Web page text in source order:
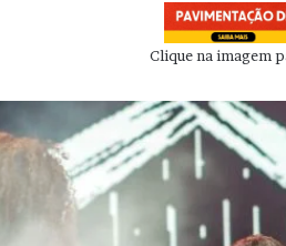
Clique na imagem